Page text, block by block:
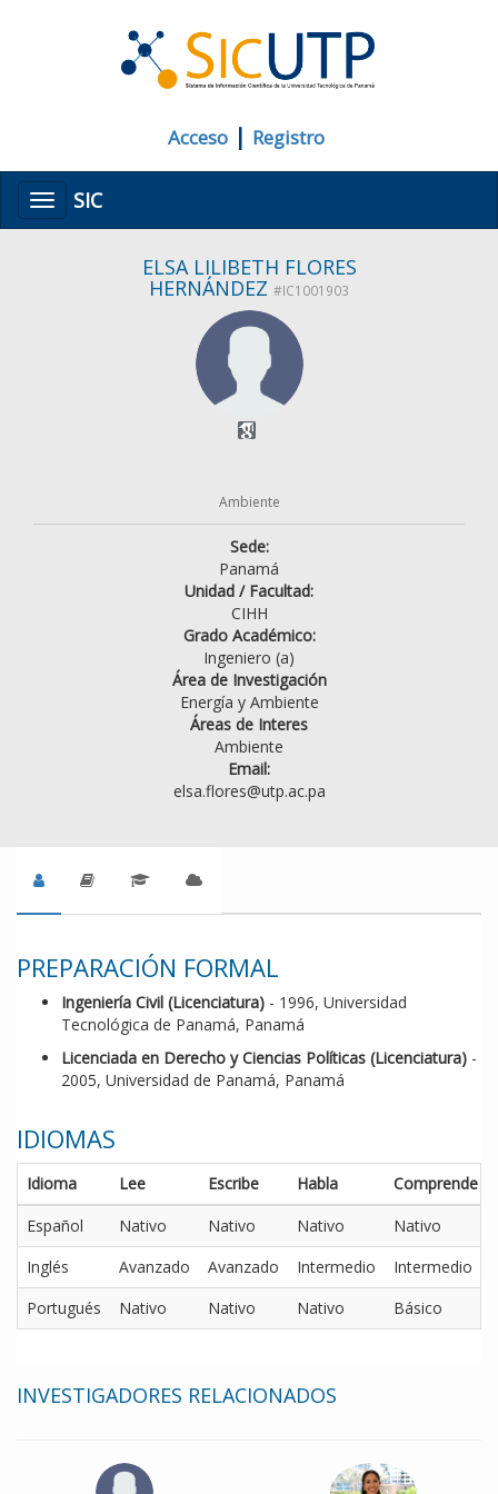
Acceso | Registro
MenúSIC
ELSA LILIBETH FLORES
HERNÁNDEZ #IC1001903
Ambiente
Sede:
Panamá
Unidad / Facultad:
CIHH
Grado Académico:
Ingeniero (a)
Área de Investigación
Energía y Ambiente
Áreas de Interes
Ambiente
Email:
elsa.flores@utp.ac.pa
PREPARACIÓN FORMAL
Ingeniería Civil (Licenciatura) - 1996, Universidad
Tecnológica de Panamá, Panamá
Licenciada en Derecho y Ciencias Políticas (Licenciatura) -
2005, Universidad de Panamá, Panamá
IDIOMAS
Idioma Lee Escribe Habla
Comprende
Español
Nativo Nativo Nativo
Nativo
Inglés
Avanzado Avanzado Intermedio
Intermedio
Portugués
Nativo Nativo Nativo Básico
INVESTIGADORES RELACIONADOS